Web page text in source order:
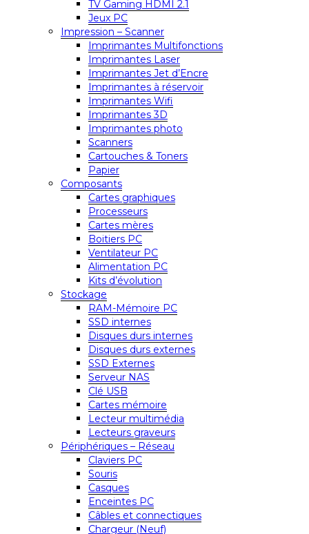
TV Gaming HDMI 2.1
Jeux PC
Impression – Scanner
Imprimantes Multifonctions
Imprimantes Laser
Imprimantes Jet d’Encre
Imprimantes à réservoir
Imprimantes Wifi
Imprimantes 3D
Imprimantes photo
Scanners
Cartouches & Toners
Papier
Composants
Cartes graphiques
Processeurs
Cartes mères
Boitiers PC
Ventilateur PC
Alimentation PC
Kits d’évolution
Stockage
RAM-Mémoire PC
SSD internes
Disques durs internes
Disques durs externes
SSD Externes
Serveur NAS
Clé USB
Cartes mémoire
Lecteur multimédia
Lecteurs graveurs
Périphériques – Réseau
Claviers PC
Souris
Casques
Enceintes PC
Câbles et connectiques
Chargeur (Neuf)